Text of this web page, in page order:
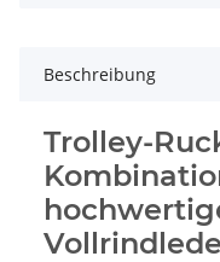
Beschreibung
Trolley-